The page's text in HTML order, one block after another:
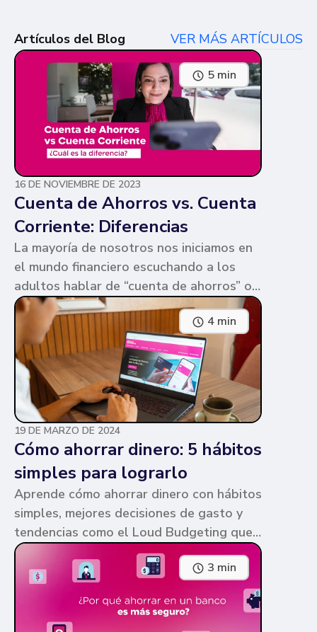
Artículos del Blog VER MÁS ARTÍCULOS
5 min
16 DE NOVIEMBRE DE 2023
Cuenta de Ahorros vs. Cuenta
Corriente: Diferencias
La mayoría de nosotros nos iniciamos en
el mundo financiero escuchando a los
adultos hablar de “cuenta de ahorros” o
“cuenta corriente”. Ambas cuentas
parecen similares y puede ser confuso,
pero te contamos en qué consiste cada
una y sus diferencias.
4 min
19 DE MARZO DE 2024
Cómo ahorrar dinero: 5 hábitos
simples para lograrlo
Aprende cómo ahorrar dinero con hábitos
simples, mejores decisiones de gasto y
tendencias como el Loud Budgeting que
pueden ayudarte a cumplir tus metas.
3 min